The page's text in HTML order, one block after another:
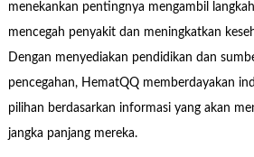
menekankan pentingnya mengambil
mencegah penyakit dan meningkatkan
Dengan menyediakan pendidikan dan
pencegahan, HematQQ memberdayakan
pilihan berdasarkan informasi yang akan
jangka panjang mereka.